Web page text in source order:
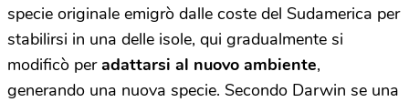
specie originale emigrò dalle coste del Sudamerica per
stabilirsi in una delle isole, qui gradualmente si
modificò peradattarsi al nuovo ambiente,
generando una nuova specie. Secondo Darwin se una